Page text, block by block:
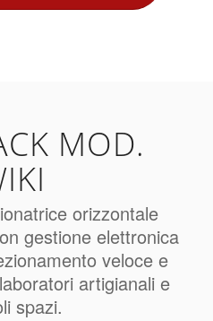
MOD.
orizzontale
gestione elettronica
veloce e
artigianali e
spazi.